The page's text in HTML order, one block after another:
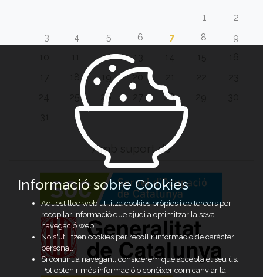
1
2
3
4 5 6 7 8
9
12 13
20
26 28
Amb suport de
Informació sobre Cookies
Aquest lloc web utilitza cookies pròpies i de tercers per
recopilar informació que ajudi a optimitzar la seva
navegació web.
No s'utilitzen cookies per recollir informació de caràcter
personal.
Si continua navegant, considerem que accepta el seu ús.
Pot obtenir més informació o conèixer com canviar la